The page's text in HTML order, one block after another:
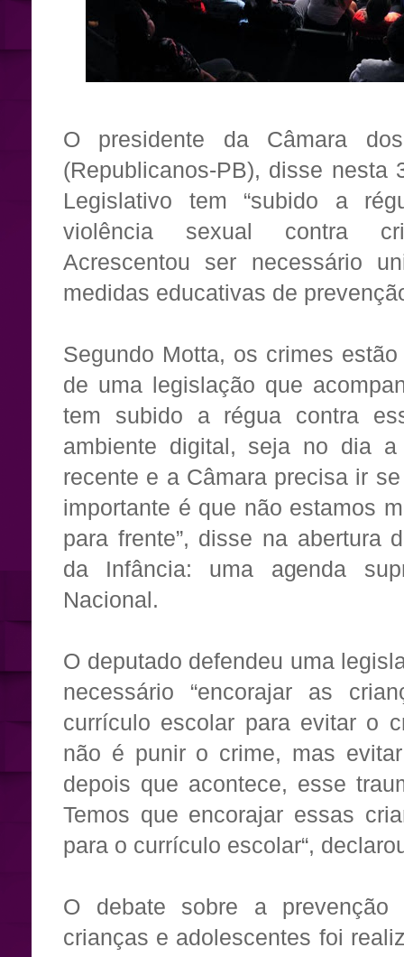
O presidente da Câmara
(Republicanos-PB), disse nesta
Legislativo tem “subido a
violência sexual contra
Acrescentou ser necessário
medidas educativas de
Segundo Motta, os crimes
de uma legislação que
tem subido a régua contra
ambiente digital, seja no dia
recente e a Câmara precisa ir
importante é que não estamos
para frente”, disse na abertura
da Infância: uma agenda
Nacional.
O deputado defendeu uma
necessário “encorajar as
currículo escolar para evitar o
não é punir o crime, mas
depois que acontece, esse
Temos que encorajar essas
para o currículo escolar“,
O debate sobre a
crianças e adolescentes foi